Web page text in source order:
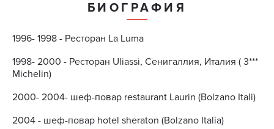
БИОГРАФИЯ
1996- 1998 - Ресторан La Luma
1998- 2000 - Ресторан Uliassi, Сенигаллия, Италия ( 3***
Michelin)
2000- 2004- шеф-повар restaurant Laurin (Bolzano Itali)
2004 - шеф-повар hotel sheraton (Bolzano Italia)